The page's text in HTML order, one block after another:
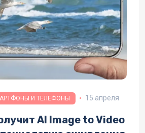
И ТЕЛЕФОНЫ 15 апреля
AI Image to Video